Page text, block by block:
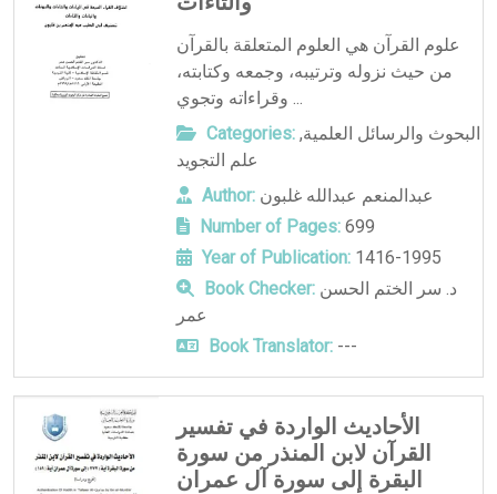
علوم القرآن هي العلوم المتعلقة بالقرآن
من حيث نزوله وترتيبه، وجمعه وكتابته،
وقراءاته وتجوي ...
Categories: البحوث والرسائل العلمية,
علم التجويد
Author: عبدالمنعم عبدالله غلبون
Number of Pages:699
Year of Publication:1416-1995
Book Checker:د. سر الختم الحسن
عمر
Book Translator:---
الأحاديث الواردة في تفسير
القرآن لابن المنذر من سورة
البقرة إلى سورة آل عمران